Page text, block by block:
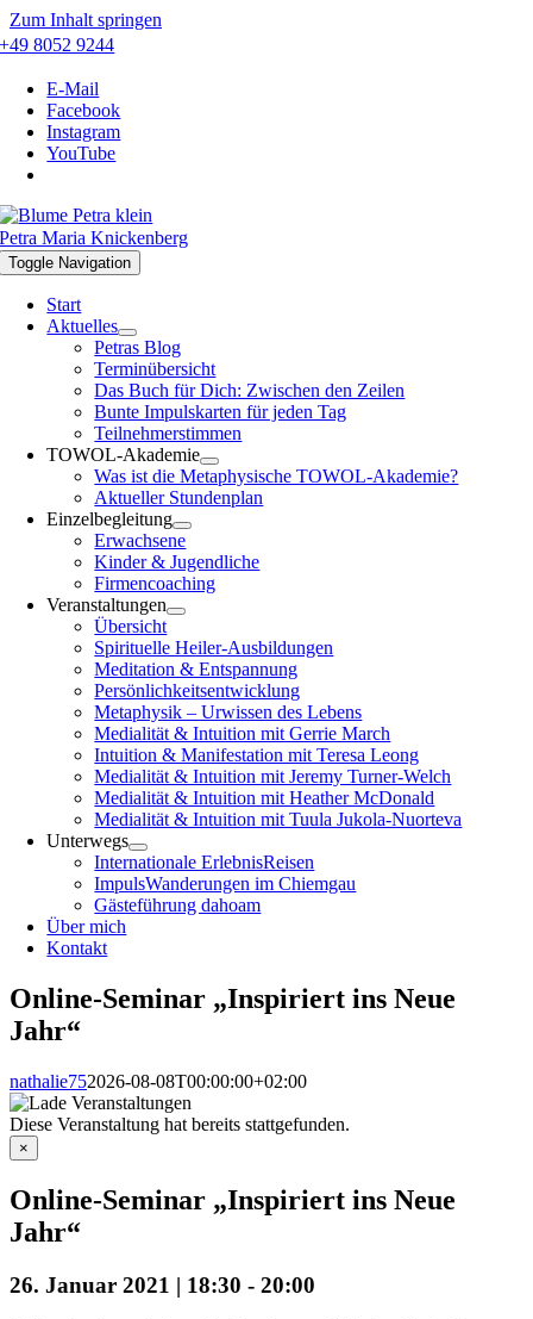
Zum Inhalt springen
+49 8052 9244
E-Mail
Facebook
Instagram
YouTube
Petra Maria Knickenberg
Toggle Navigation
Start
Aktuelles
Petras Blog
Terminübersicht
Das Buch für Dich: Zwischen den Zeilen
Bunte Impulskarten für jeden Tag
Teilnehmerstimmen
TOWOL-Akademie
Was ist die Metaphysische TOWOL-Akademie?
Aktueller Stundenplan
Einzelbegleitung
Erwachsene
Kinder & Jugendliche
Firmencoaching
Veranstaltungen
Übersicht
Spirituelle Heiler-Ausbildungen
Meditation & Entspannung
Persönlichkeitsentwicklung
Metaphysik – Urwissen des Lebens
Medialität & Intuition mit Gerrie March
Intuition & Manifestation mit Teresa Leong
Medialität & Intuition mit Jeremy Turner-Welch
Medialität & Intuition mit Heather McDonald
Medialität & Intuition mit Tuula Jukola-Nuorteva
Unterwegs
Internationale ErlebnisReisen
ImpulsWanderungen im Chiemgau
Gästeführung dahoam
Über mich
Kontakt
Online-Seminar „Inspiriert ins Neue
Jahr“
nathalie752026-08-08T00:00:00+02:00
Diese Veranstaltung hat bereits stattgefunden.
×
Online-Seminar „Inspiriert ins Neue
Jahr“
26. Januar 2021 | 18:30 - 20:00